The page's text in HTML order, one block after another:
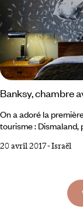
Banksy, chambre
On a adoré la
tourisme :
nos sociétés
pêche aux canards
20 avril 2017-Israël